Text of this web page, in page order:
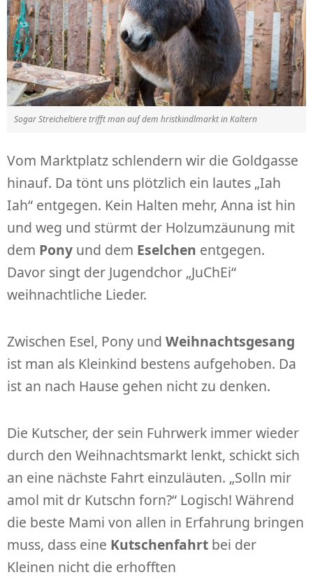
Sogar Streicheltiere trifft man auf dem hristkindlmarkt in Kaltern
Vom Marktplatz schlendern wir die Goldgasse
hinauf. Da tönt uns plötzlich ein lautes „Iah
Iah“ entgegen. Kein Halten mehr, Anna ist hin
und weg und stürmt der Holzumzäunung mit
dem Pony und dem Eselchen entgegen.
Davor singt der Jugendchor „JuChEi“
weihnachtliche Lieder.
Zwischen Esel, Pony und Weihnachtsgesang
ist man als Kleinkind bestens aufgehoben. Da
ist an nach Hause gehen nicht zu denken.
Die Kutscher, der sein Fuhrwerk immer wieder
durch den Weihnachtsmarkt lenkt, schickt sich
an eine nächste Fahrt einzuläuten. „Solln mir
amol mit dr Kutschn forn?“ Logisch! Während
die beste Mami von allen in Erfahrung bringen
muss, dass eine Kutschenfahrt bei der
Kleinen nicht die erhofften